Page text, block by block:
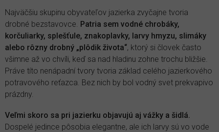
Najväčšiu skupinu obyvateľov jazierka zvyčajne tvoria
drobné bezstavovce. Patria sem vodné chrobáky,
korčuliarky, splešťule, znakoplavky, larvy hmyzu, slimáky
alebo rôzny drobný „plôdik života“, ktorý si človek často
všimne až vo chvíli, keď sa nad hladinu zohne trochu bližšie.
Práve títo nenápadní tvory tvoria základ celého jazierkového
potravového reťazca. Bez nich by bol vodný svet prekvapivo
prázdny.
Veľmi skoro sa pri jazierku objavujú aj vážky a šidlá.
Dospelé jedince pôsobia elegantne, ale ich larvy sú vo vode